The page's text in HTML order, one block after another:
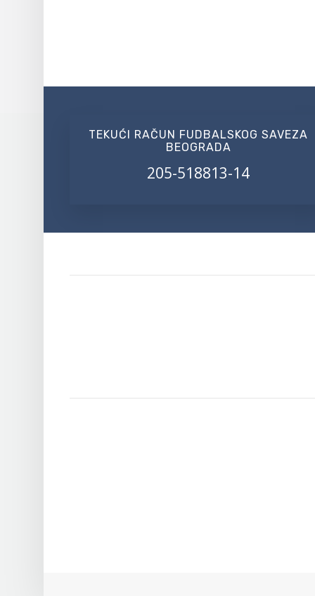
TEKUĆI RAČUN FUDBALSKOG SAVEZA
BEOGRADA
205-518813-14